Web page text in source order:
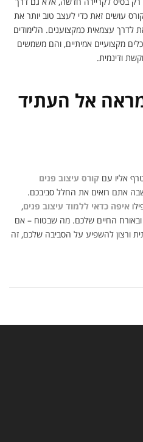
עושים זאת כדי לעצב טוב יותר את
לדרך עצמאית כמקצוענים. הלימודים
מקצועיים אמיתיים, והם משמשים
ודינמית.
אל העתיד
אליו עם קורס עיצוב פנים
אתם רואים את החלל סביבכם.
איפה כדאי ללמוד עיצוב פנים,
ובאורח החיים שלכם. מה שבטוח – אם
ורצון להשפיע על הסביבה שלכם, זה